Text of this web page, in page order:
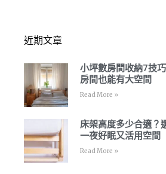
近期文章
小坪數房間收納7技
房間也能有大空間
Read More »
床架高度多少合適？
一夜好眠又活用空間
Read More »